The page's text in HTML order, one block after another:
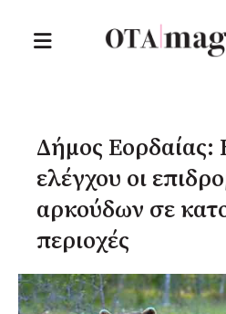
Δήμος Εορδαίας:
ελέγχου οι
αρκούδων σε
περιοχές